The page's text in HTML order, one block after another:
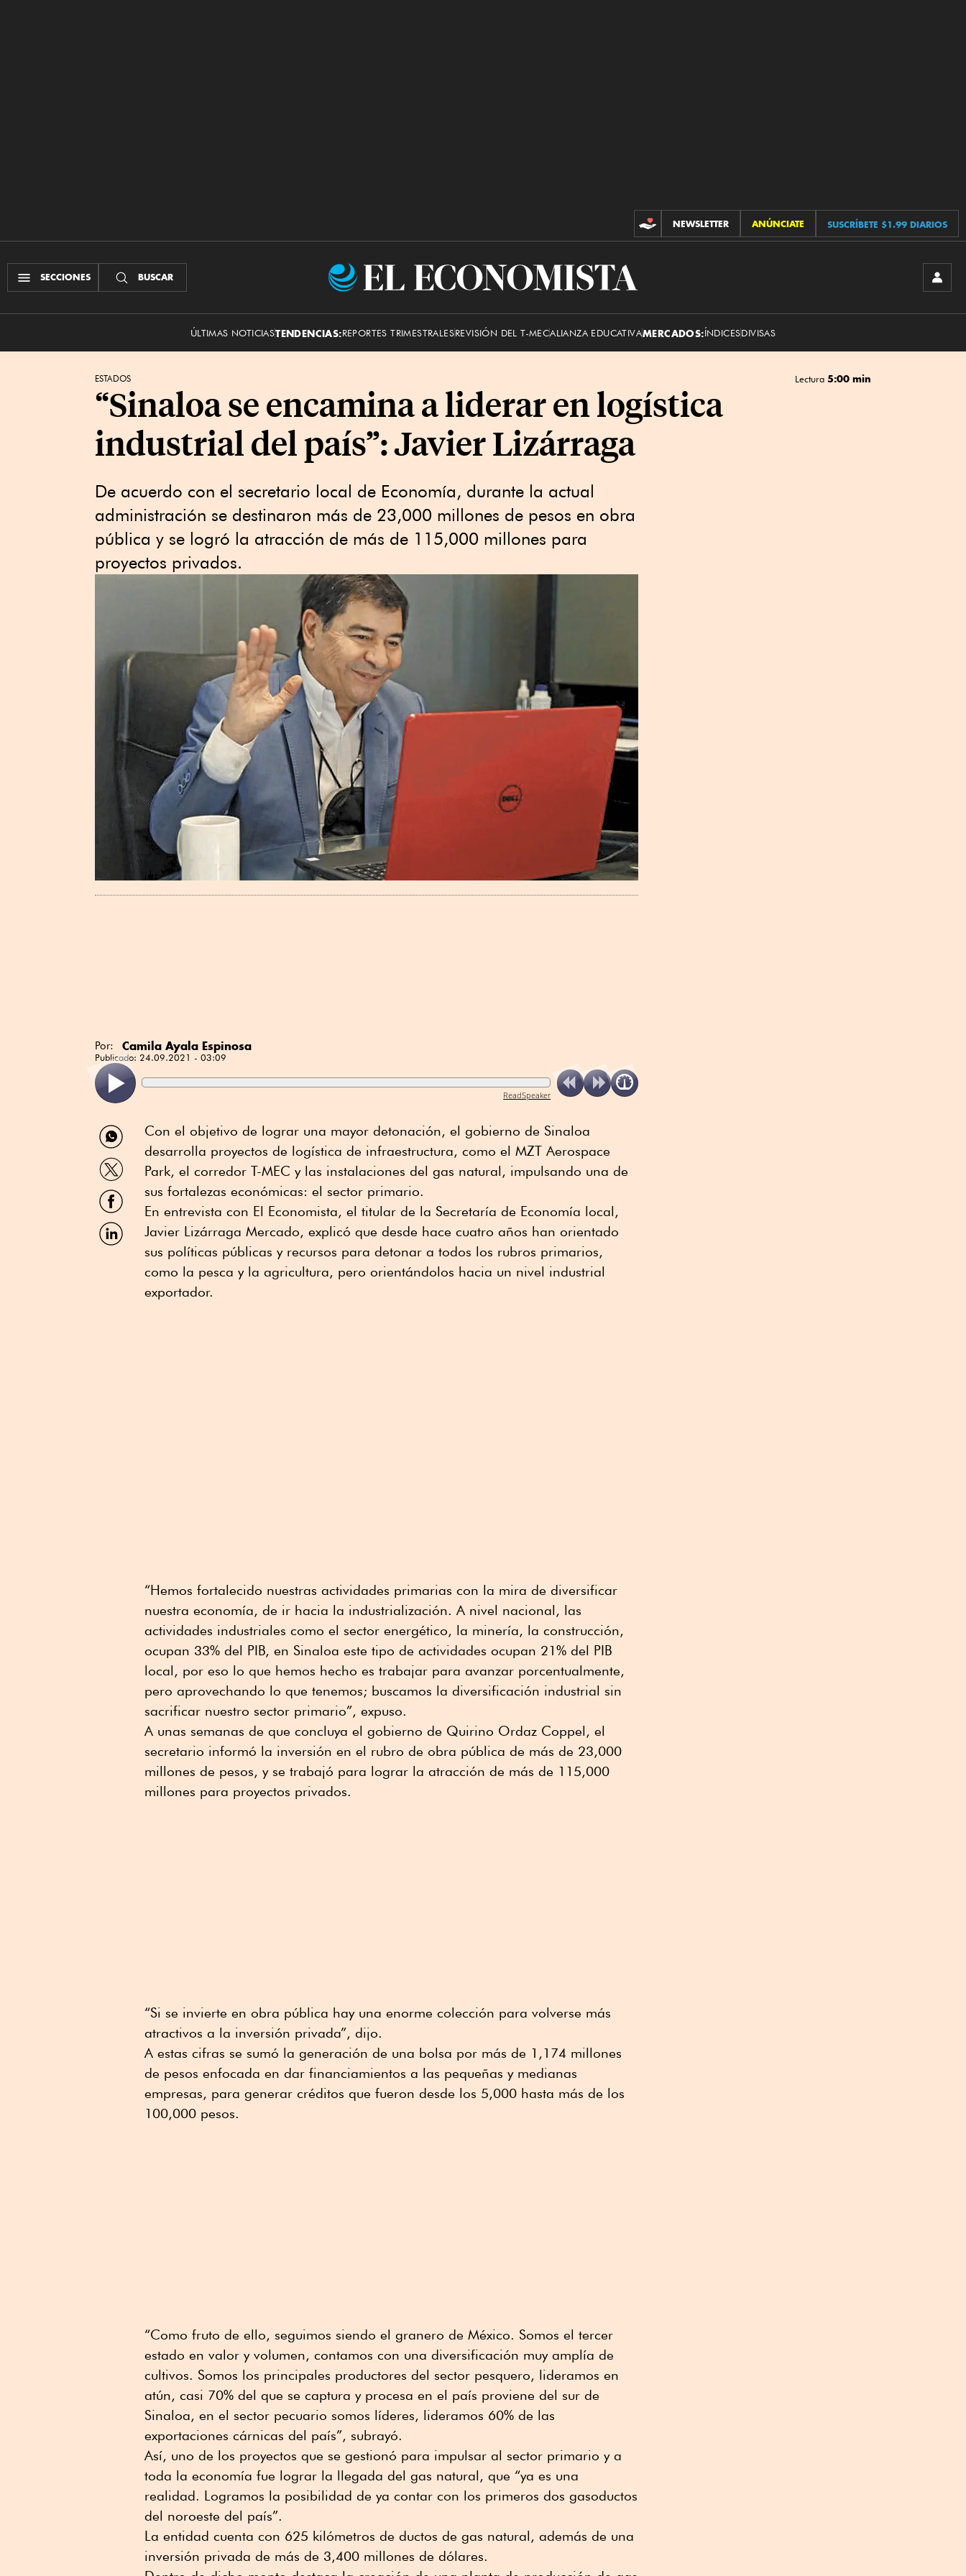
CONTRIBUCIONES
NEWSLETTER ANÚNCIATE SUSCRÍBETE $1.99 DIARIOS
SECCIONES BUSCAR
El
ÚLTIMAS NOTICIASTENDENCIAS:REPORTES TRIMESTRALESREVISIÓN DEL T-MECALIANZA EDUCATIVAMERCADOS:ÍNDICESDIVISAS
ESTADOS Lectura 5:00 min
“Sinaloa se encamina a liderar en logística
industrial del país”: Javier Lizárraga
De acuerdo con el secretario local de Economía, durante la actual
administración se destinaron más de 23,000 millones de pesos en obra
pública y se logró la atracción de más de 115,000 millones para
proyectos privados.
Por: Camila Ayala Espinosa
Publicado: 24.09.2021 - 03:09
ReadSpeaker
Compartir
por
WhatsApp
Compartir
por
Twitter
Compartir
por
Facebook
Compartir
por
Con el objetivo de lograr una mayor detonación, el gobierno de Sinaloa
desarrolla proyectos de logística de infraestructura, como el MZT Aerospace
Park, el corredor T-MEC y las instalaciones del gas natural, impulsando una de
sus fortalezas económicas: el sector primario.
En entrevista con El Economista, el titular de la Secretaría de Economía local,
Javier Lizárraga Mercado, explicó que desde hace cuatro años han orientado
sus políticas públicas y recursos para detonar a todos los rubros primarios,
como la pesca y la agricultura, pero orientándolos hacia un nivel industrial
exportador.
“Hemos fortalecido nuestras actividades primarias con la mira de diversificar
nuestra economía, de ir hacia la industrialización. A nivel nacional, las
actividades industriales como el sector energético, la minería, la construcción,
ocupan 33% del PIB, en Sinaloa este tipo de actividades ocupan 21% del PIB
local, por eso lo que hemos hecho es trabajar para avanzar porcentualmente,
pero aprovechando lo que tenemos; buscamos la diversificación industrial sin
sacrificar nuestro sector primario”, expuso.
A unas semanas de que concluya el gobierno de Quirino Ordaz Coppel, el
secretario informó la inversión en el rubro de obra pública de más de 23,000
millones de pesos, y se trabajó para lograr la atracción de más de 115,000
millones para proyectos privados.
“Si se invierte en obra pública hay una enorme colección para volverse más
atractivos a la inversión privada”, dijo.
A estas cifras se sumó la generación de una bolsa por más de 1,174 millones
de pesos enfocada en dar financiamientos a las pequeñas y medianas
empresas, para generar créditos que fueron desde los 5,000 hasta más de los
100,000 pesos.
“Como fruto de ello, seguimos siendo el granero de México. Somos el tercer
estado en valor y volumen, contamos con una diversificación muy amplía de
cultivos. Somos los principales productores del sector pesquero, lideramos en
atún, casi 70% del que se captura y procesa en el país proviene del sur de
Sinaloa, en el sector pecuario somos líderes, lideramos 60% de las
exportaciones cárnicas del país”, subrayó.
Así, uno de los proyectos que se gestionó para impulsar al sector primario y a
toda la economía fue lograr la llegada del gas natural, que “ya es una
realidad. Logramos la posibilidad de ya contar con los primeros dos gasoductos
del noroeste del país”.
La entidad cuenta con 625 kilómetros de ductos de gas natural, además de una
inversión privada de más de 3,400 millones de dólares.